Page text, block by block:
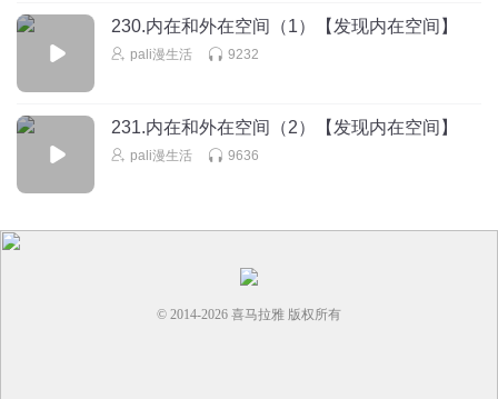
230.内在和外在空间（1）【发现内在空间】
pali漫生活 9232
231.内在和外在空间（2）【发现内在空间】
pali漫生活 9636
© 2014-2026 喜马拉雅 版权所有